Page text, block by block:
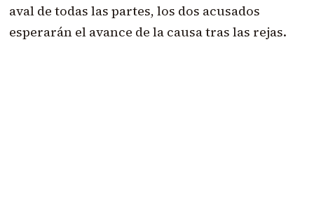
aval de todas las partes, los dos acusados
esperarán el avance de la causa tras las rejas.